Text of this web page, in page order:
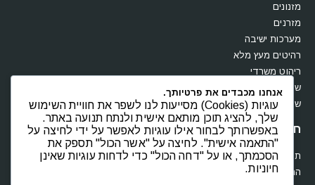
מזנונים
מזרנים
מערכות ישיבה
רהיטים מעץ מלא
ריהוט משרדי
שולחנות
שידות וקומודות
חנות
תקנון
החשבון שלי
אנחנו מכבדים את פרטיותך.
עוגיות (Cookies) מסייעות לנו לשפר את חוויית השימוש
שלך, להציג תוכן מותאם אישית ולנתח תנועה באתר.
באפשרותך לבחור אילו עוגיות לאפשר על ידי לחיצה על
"התאמה אישית". לחיצה על "אשר הכול" תספק את
הסכמתך, או על "דחה הכול" כדי לדחות עוגיות שאינן
חיוניות.